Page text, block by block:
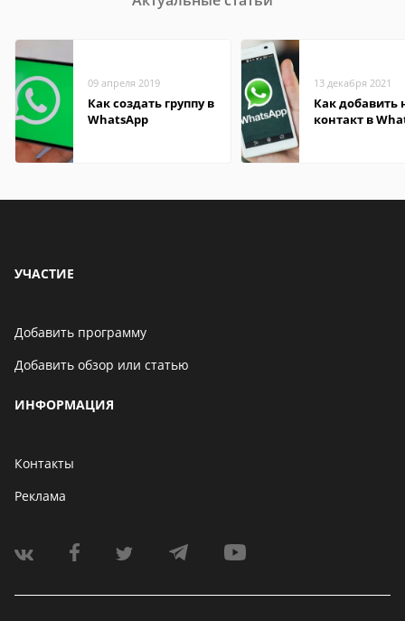
09 апреля 2019
Как создать группу в
WhatsApp
13 декабря 2021
Как добавить
контакт в
УЧАСТИЕ
Добавить программу
Добавить обзор или статью
ИНФОРМАЦИЯ
Контакты
Реклама